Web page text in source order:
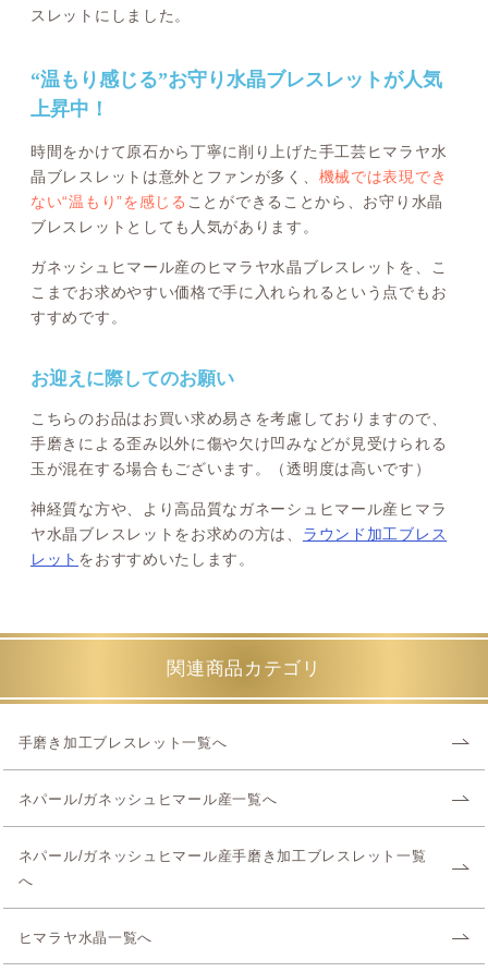
スレットにしました。
“温もり感じる”お守り水晶ブレスレットが人気
上昇中！
時間をかけて原石から丁寧に削り上げた手工芸ヒマラヤ水
晶ブレスレットは意外とファンが多く、 機械では表現でき
ない“温もり”を感じる ことができることから、お守り水晶
ブレスレットとしても人気があります。
ガネッシュヒマール産のヒマラヤ水晶ブレスレットを、こ
こまでお求めやすい価格で手に入れられるという点でもお
すすめです。
お迎えに際してのお願い
こちらのお品はお買い求め易さを考慮しておりますので、
手磨きによる歪み以外に傷や欠け凹みなどが見受けられる
玉が混在する場合もございます。（透明度は高いです）
神経質な方や、より高品質なガネーシュヒマール産ヒマラ
ヤ水晶ブレスレットをお求めの方は、 ラウンド加工ブレス
レット をおすすめいたします。
関連商品カテゴリ
手磨き加工ブレスレット一覧へ
ネパール/ガネッシュヒマール産一覧へ
ネパール/ガネッシュヒマール産手磨き加工ブレスレット一覧
へ
ヒマラヤ水晶一覧へ